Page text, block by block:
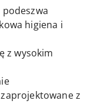
higiena i
z wysokim
z